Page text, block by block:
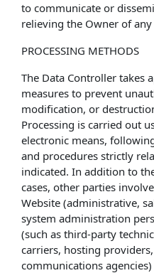
to communicate or
relieving the Owner of
PROCESSING METHODS
The Data Controller takes
measures to prevent
modification, or
Processing is carried out
electronic means,
and procedures strictly
indicated. In addition to
cases, other parties
Website (administrative,
system administration
(such as third-party
carriers, hosting
communications